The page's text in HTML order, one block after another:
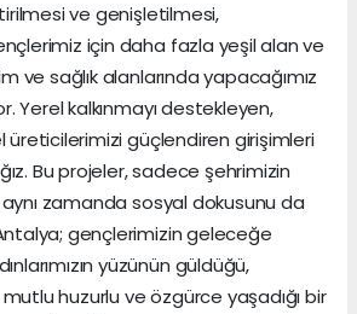
ve genişletilmesi,
için daha fazla yeşil alan ve
ve sağlık alanlarında yapacağımız
Yerel kalkınmayı destekleyen,
üreticilerimizi güçlendiren girişimleri
Bu projeler, sadece şehrimizin
aynı zamanda sosyal dokusunu da
gençlerimizin geleceğe
yüzünün güldüğü,
mutlu huzurlu ve özgürce yaşadığı bir